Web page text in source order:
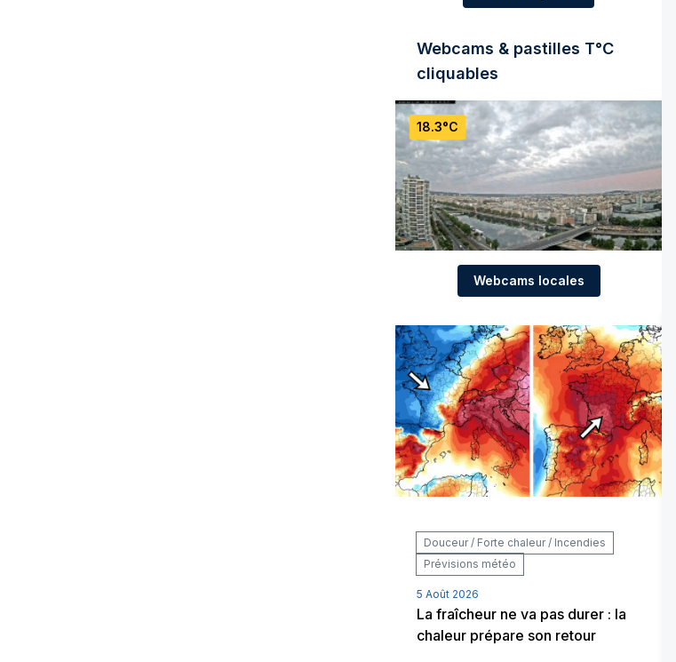
Webcams & pastilles T°C
cliquables
18.3°C
Webcams locales
Douceur / Forte chaleur / Incendies
Prévisions météo
5 Août 2026
La fraîcheur ne va pas durer : la
chaleur prépare son retour